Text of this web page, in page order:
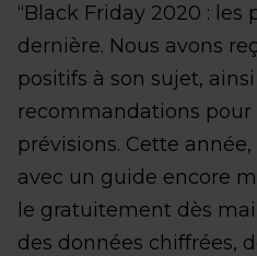
“Black Friday 2020 : les
dernière. Nous avons
positifs à son sujet,
recommandations pour
prévisions. Cette
avec un guide encore
le gratuitement dès
des données chiffrées,